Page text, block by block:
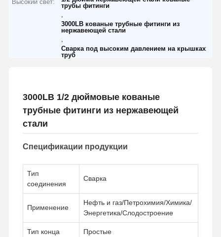
Высокий свет:
трубы фитинги
3000LB кованые трубные фитинги из
нержавеющей стали
Сварка под высоким давлением на крышках
труб
3000LB 1/2 дюймовые кованые
трубные фитинги из нержавеющей
стали
Спецификации продукции
Тип
соединения
Сварка
Применение
Нефть и газ/Петрохимия/Химика/
Энергетика/Слодостроение
Тип конца Простые